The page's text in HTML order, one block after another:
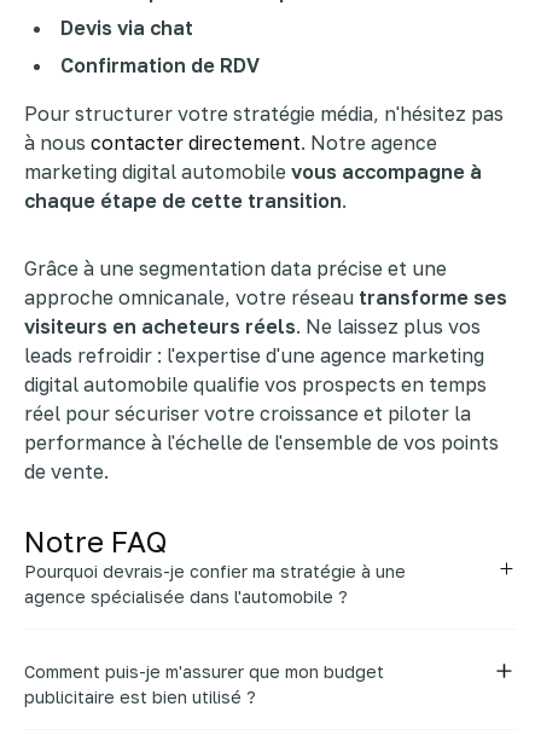
Devis via chat
Confirmation de RDV
Pour structurer votre stratégie média, n'hésitez pas
à nous contacter directement. Notre agence
marketing digital automobile vous accompagne à
chaque étape de cette transition.
Grâce à une segmentation data précise et une
approche omnicanale, votre réseau transforme ses
visiteurs en acheteurs réels. Ne laissez plus vos
leads refroidir : l'expertise d'une agence marketing
digital automobile qualifie vos prospects en temps
réel pour sécuriser votre croissance et piloter la
performance à l'échelle de l'ensemble de vos points
de vente.
Notre FAQ
Pourquoi devrais-je confier ma stratégie à une
agence spécialisée dans l'automobile ?
d'achat très particuliers : on ne vend pas un
véhicule neuf comme on vend une prestation
Comment puis-je m'assurer que mon budget
publicitaire est bien utilisé ?